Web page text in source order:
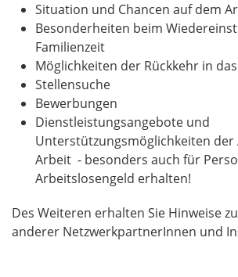
Situation und Chancen auf dem
Besonderheiten beim
Familienzeit
Möglichkeiten der Rückkehr in
Stellensuche
Bewerbungen
Dienstleistungsangebote und
Unterstützungsmöglichkeiten
Arbeit - besonders auch für
Arbeitslosengeld erhalten!
Des Weiteren erhalten Sie Hinweise
anderer NetzwerkpartnerInnen und